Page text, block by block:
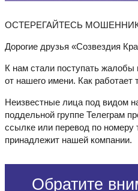
ОСТЕРЕГАЙТЕСЬ
Дорогие друзья «Созвездия
К нам стали поступать
от нашего имени. Как работает
Неизвестные лица под видом
поддельной группе Телеграм
ссылке или перевод по номеру
принадлежит нашей компании.
Обратите